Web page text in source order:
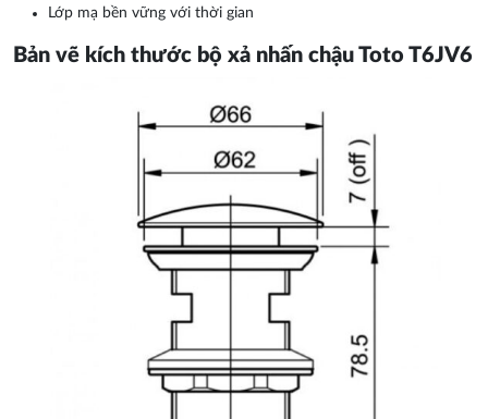
Lớp mạ bền vững với thời gian
Bản vẽ kích thước bộ xả nhấn chậu Toto T6JV6